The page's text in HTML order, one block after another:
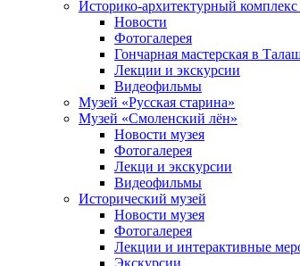
Историко-архитектурный
Новости
Фотогалерея
Гончарная мастерская в
Лекции и экскурсии
Видеофильмы
Музей «Русская старина»
Музей «Смоленский лён»
Новости музея
Фотогалерея
Лекци и экскурсии
Видеофильмы
Исторический музей
Новости музея
Фотогалерея
Лекции и интерактивные
Экскурсии